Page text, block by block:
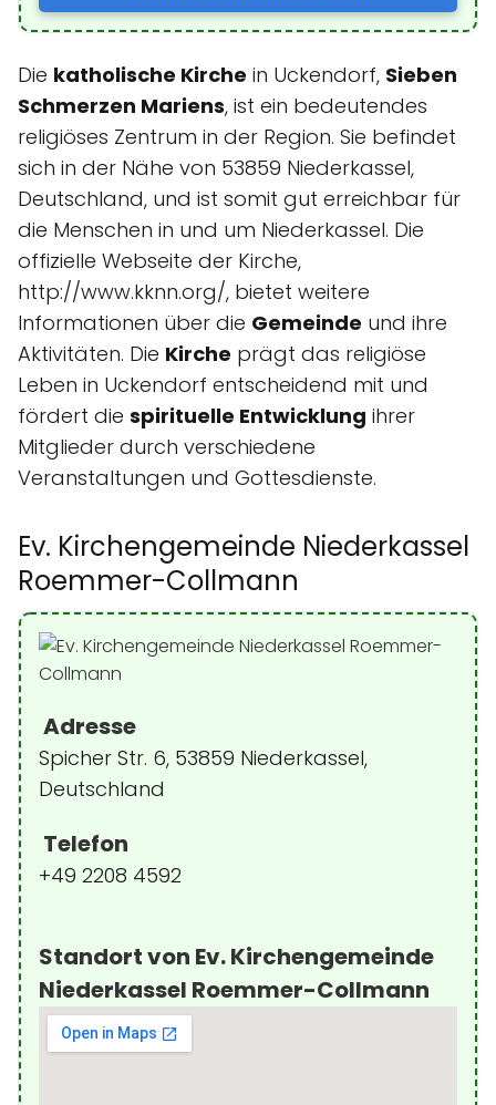
Die katholische Kirche in Uckendorf, Sieben
Schmerzen Mariens, ist ein bedeutendes
religiöses Zentrum in der Region. Sie befindet
sich in der Nähe von 53859 Niederkassel,
Deutschland, und ist somit gut erreichbar für
die Menschen in und um Niederkassel. Die
offizielle Webseite der Kirche,
http://www.kknn.org/, bietet weitere
Informationen über die Gemeinde und ihre
Aktivitäten. Die Kirche prägt das religiöse
Leben in Uckendorf entscheidend mit und
fördert die spirituelle Entwicklung ihrer
Mitglieder durch verschiedene
Veranstaltungen und Gottesdienste.
Ev. Kirchengemeinde Niederkassel
Roemmer-Collmann
Adresse
Spicher Str. 6, 53859 Niederkassel,
Deutschland
Telefon
+49 2208 4592
Standort von Ev. Kirchengemeinde
Niederkassel Roemmer-Collmann